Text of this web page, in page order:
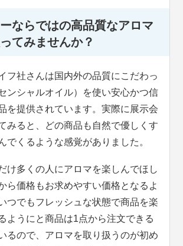
ならではの高品質なアロマ
てみませんか？
フ社さんは国内外の品質にこだわっ
ンシャルオイル）を使い安心かつ信
を提供されています。実際に展示会
みると、どの商品も自然で優しくす
でくるような感覚がありました。
け多くの人にアロマを楽しんでほし
ら価格もお求めやすい価格となるよ
つでもフレッシュな状態で商品を楽
ようにと商品は1点から注文できる
るので、アロマを取り扱うのが初め